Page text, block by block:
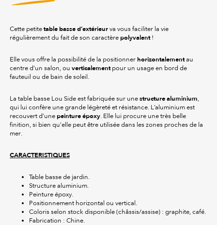
Cette petite table basse d’extérieur va vous faciliter la vie
régulièrement du fait de son caractère polyvalent!
Elle vous offre la possibilité de la positionner horizontalementau
centre d’un salon, ou verticalementpour un usage en bord de
fauteuil ou de bain de soleil.
La table basse Lou Side est fabriquée sur une structure aluminium,
qui lui confère une grande légèreté et résistance. L’aluminium est
recouvert d’une peinture époxy. Elle lui procure une très belle
finition, si bien qu’elle peut être utilisée dans les zones proches de la
mer.
CARACTERISTIQUES
Table basse de jardin.
Structure aluminium.
Peinture époxy.
Positionnement horizontal ou vertical.
Coloris selon stock disponible (châssis/assise) : graphite, café.
Fabrication : Chine.